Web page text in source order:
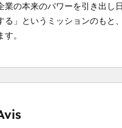
業の本来のパワーを引き出し
る」というミッションのもと
す。